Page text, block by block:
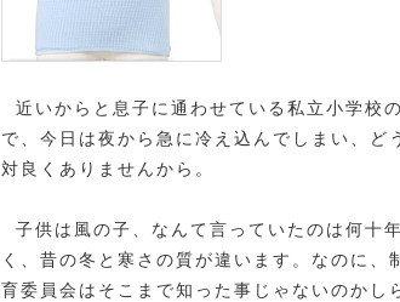
近いからと息子に通わせている私立小学校
で、今日は夜から急に冷え込んでしまい、
対良くありませんから。
子供は風の子、なんて言っていたのは何十
く、昔の冬と寒さの質が違います。なのに
育委員会はそこまで知った事じゃないのかし